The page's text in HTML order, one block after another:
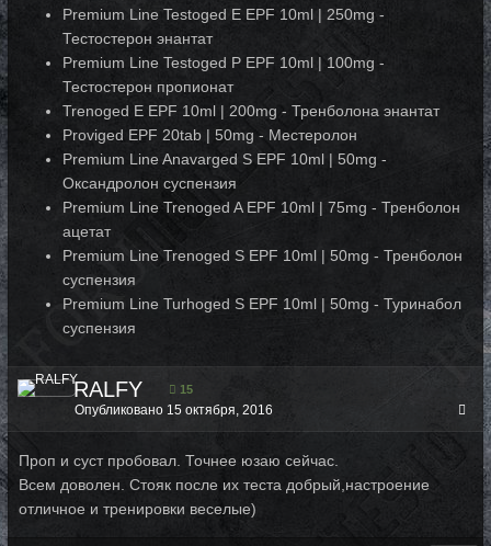
Premium Line Testoged E EPF 10ml | 250mg -
Тестостерон энантат
Premium Line Testoged P EPF 10ml | 100mg -
Тестостерон пропионат
Trenoged E EPF 10ml | 200mg - Тренболона энантат
Proviged EPF 20tab | 50mg - Местеролон
Premium Line Anavarged S EPF 10ml | 50mg -
Оксандролон суспензия
Premium Line Trenoged A EPF 10ml | 75mg - Тренболон
ацетат
Premium Line Trenoged S EPF 10ml | 50mg - Тренболон
суспензия
Premium Line Turhoged S EPF 10ml | 50mg - Туринабол
суспензия
RALFY 15
Опубликовано 15 октября, 2016
Проп и суст пробовал. Точнее юзаю сейчас.
Всем доволен. Стояк после их теста добрый,настроение
отличное и тренировки веселые)